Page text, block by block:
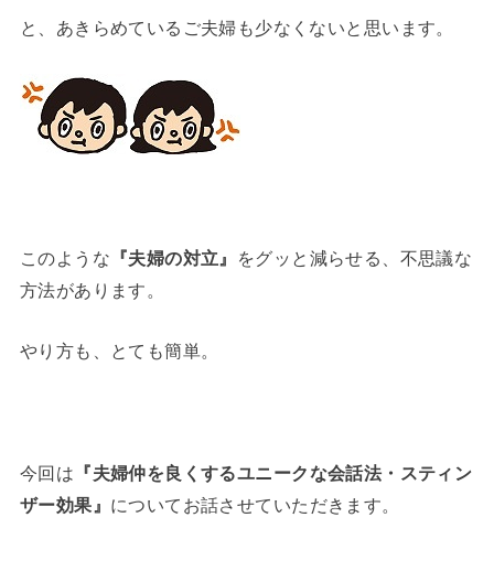
と、あきらめているご夫婦も少なくないと思います。
このような 『夫婦の対立』
をグッと減らせる、不思議な
方法があります。
やり方も、とても簡単。
今回は 『夫婦仲を良くするユニークな会話法・スティン
ザー効果』 についてお話させていただきます。